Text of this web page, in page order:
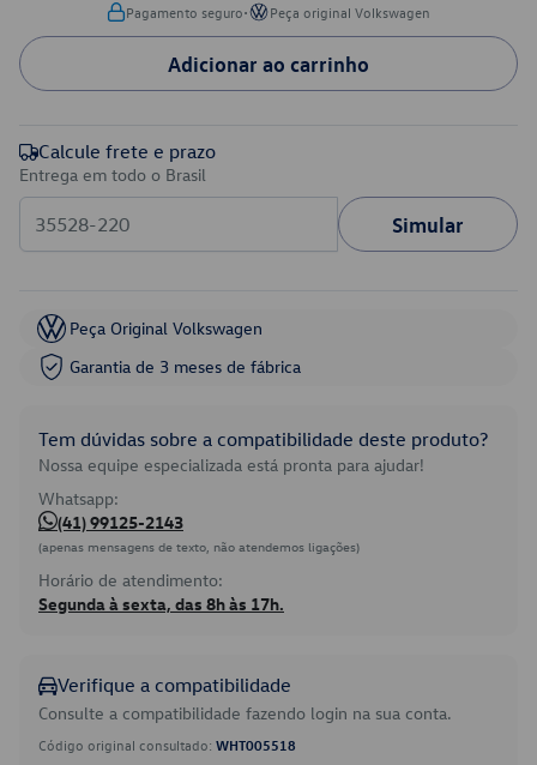
Pagamento seguro• Peça original Volkswagen
Adicionar ao carrinho
Calcule frete e prazo
Entrega em todo o Brasil
Simular
Peça Original Volkswagen
Garantia de 3 meses de fábrica
Tem dúvidas sobre a compatibilidade deste produto?
Nossa equipe especializada está pronta para ajudar!
Whatsapp:
(41) 99125-2143
(apenas mensagens de texto, não atendemos ligações)
Horário de atendimento:
Segunda à sexta, das 8h às 17h.
Verifique a compatibilidade
Consulte a compatibilidade fazendo login na sua conta.
Código original consultado: WHT005518